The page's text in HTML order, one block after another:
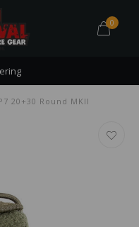
0
20+30 Round MKII